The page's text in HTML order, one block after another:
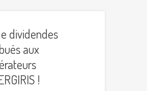
dividendes
aux
!